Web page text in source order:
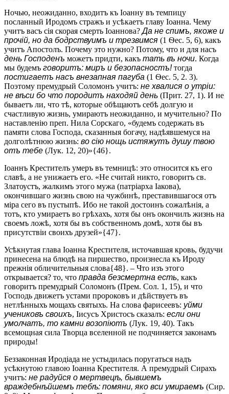
Ночью, неожиданно, входитъ къ Іоанну въ темпицу
посланный Иродомъ стражъ и усѣкаетъ главу Іоанна. Чему
учитъ васъ сія скорая смерть Іоаннова?Да не спимъ, якоже и
прочій, но да бодрствуимъ и трезвимся (1 Ѳес. 5, 6), какъ
учитъ Апостолъ. Почему это нужно? Потому, что и для насъ
день Господенъ можетъ придти, какъ тать въ ночи. Когда
мы будемъ говоритъ: миръ и безопасностъ!тогда
постигаетъ насъ внезапная пагуба (1 Ѳес. 5, 2. 3).
Поэтому премудрый Соломонъ учитъ: не хвалися о утріи:
не вѣси бо что породитъ находяй день (Прит. 27, 1). И не
бываетъ ли, что тѣ, которые обѣщаютъ себѣ долгую и
счастливую жизнь, умираютъ неожиданно, и мучительно? По
наставленію преп. Нила Сорскаго, «будемъ содержать въ
памяти слова Господа, сказанныя богачу, надѣявшемуся на
долголѣтнюю жизнь: во сію нощь истяжутъ душу твою
отъ тебе (Лук. 12, 20)»{46}.
Іоаннъ Крестителъ умеръ въ темницѣ: это относится къ его
славѣ, а не унижаетъ его. «Не считай никто, говоритъ св.
Златоустъ, жалкимъ этого мужа (патріарха Іакова),
окончившаго жизнь свою на чужбинѣ, преставившагося отъ
міра сего въ пустыпѣ. Ибо не такой достоинъ сожалѣнія, а
тотъ, кто умираетъ во грѣхахъ, хотя бы онъ окончилъ жизнь на
своемъ ложѣ, хотя бы въ собственномъ домѣ, хотя бы въ
присутствіи своихъ друзей»{47}.
Усѣкнутая глава Іоанна Крестителя, источавшая кровь, будучи
принесена на блюдѣ на пиршество, произнесла къ Ироду
прежнія обличительныя слова{48}. – Что изъ этого
открывается? то, что правда безсмертна есть, какъ
говоритъ премудрый Соломонъ (Прем. Сол. 1, 15), и что
Господь движетъ устами пророковъ и дѣйствуетъ въ
нетлѣнныхъ мощахъ святыхъ. На слова фарисеевъ: уйми
учениковъ своихъ, Іисусъ Христосъ сказалъ: если они
умолчатъ, то камни возопіютъ (Лук. 19, 40). Такъ
всемощная сила Творца вселенной не подчиняется законамъ
природы!
Беззаконная Иродіада не устыдилась поругаться надъ
усѣкнутою главою Іоанна Крестителя. А премудрый Сирахъ
учитъ: не радуйся о мертвецѣ, бывшемъ
враждебнѣйшемъ тебѣ: помяни, яко вси умираемъ (Сир.